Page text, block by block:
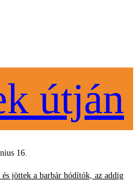
útján
16.
jöttek a barbár hódítók, az addig